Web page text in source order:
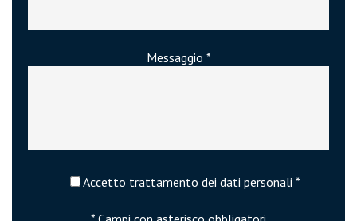
Messaggio *
Accetto trattamento dei dati personali *